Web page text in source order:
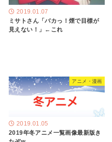
2019.01.07
ミサトさん「バカっ！煙で目標が
見えない！」←これ
アニメ・漫画
2019.01.05
2019年冬アニメ一覧画像最新版き